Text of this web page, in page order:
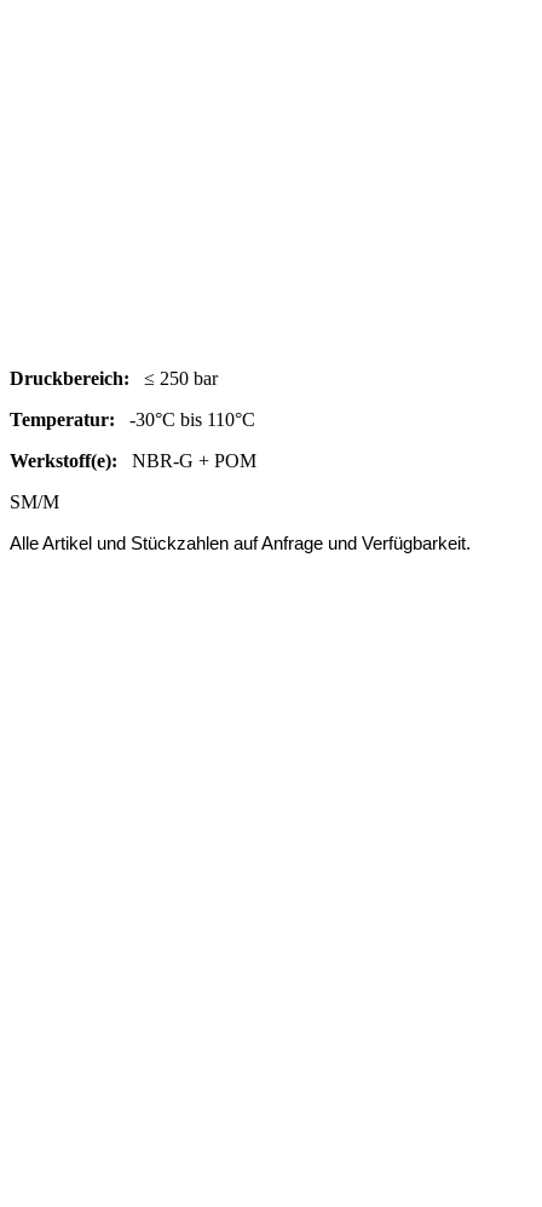
Druckbereich: ≤ 250 bar
Temperatur: -30°C bis 110°C
Werkstoff(e): NBR-G + POM
SM/M
Alle Artikel und Stückzahlen auf Anfrage und Verfügbarkeit.